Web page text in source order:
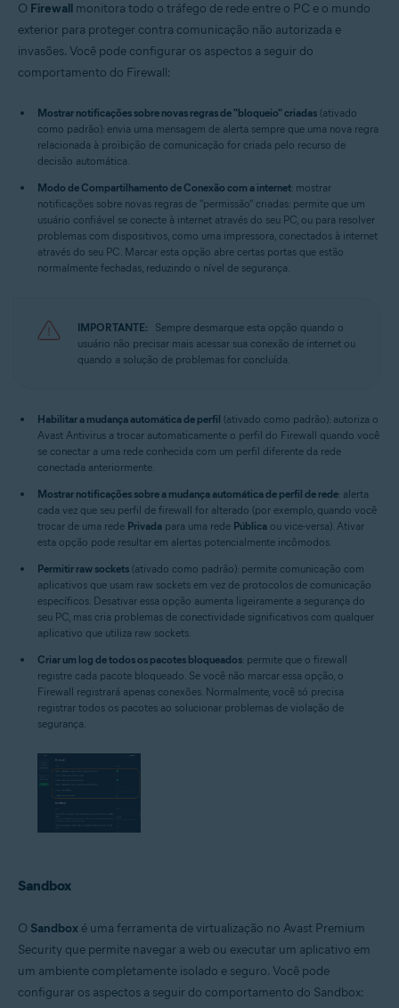
O Firewall monitora todo o tráfego de rede entre o PC e o mundo
exterior para proteger contra comunicação não autorizada e
invasões. Você pode configurar os aspectos a seguir do
comportamento do Firewall:
Mostrar notificações sobre novas regras de "bloqueio" criadas (ativado
como padrão): envia uma mensagem de alerta sempre que uma nova regra
relacionada à proibição de comunicação for criada pelo recurso de
decisão automática.
Modo de Compartilhamento de Conexão com a internet: mostrar
notificações sobre novas regras de "permissão" criadas: permite que um
usuário confiável se conecte à internet através do seu PC, ou para resolver
problemas com dispositivos, como uma impressora, conectados à internet
através do seu PC. Marcar esta opção abre certas portas que estão
normalmente fechadas, reduzindo o nível de segurança.
IMPORTANTE:
Sempre desmarque esta opção quando o
usuário não precisar mais acessar sua conexão de internet ou
quando a solução de problemas for concluída.
Habilitar a mudança automática de perfil (ativado como padrão): autoriza o
Avast Antivirus a trocar automaticamente o perfil do Firewall quando você
se conectar a uma rede conhecida com um perfil diferente da rede
conectada anteriormente.
Mostrar notificações sobre a mudança automática de perfil de rede: alerta
cada vez que seu perfil de firewall for alterado (por exemplo, quando você
trocar de uma rede Privada para uma rede Pública ou vice-versa). Ativar
esta opção pode resultar em alertas potencialmente incômodos.
Permitir raw sockets (ativado como padrão): permite comunicação com
aplicativos que usam raw sockets em vez de protocolos de comunicação
específicos. Desativar essa opção aumenta ligeiramente a segurança do
seu PC, mas cria problemas de conectividade significativos com qualquer
aplicativo que utiliza raw sockets.
Criar um log de todos os pacotes bloqueados: permite que o firewall
registre cada pacote bloqueado. Se você não marcar essa opção, o
Firewall registrará apenas conexões. Normalmente, você só precisa
registrar todos os pacotes ao solucionar problemas de violação de
segurança.
Sandbox
O Sandbox é uma ferramenta de virtualização no Avast Premium
Security que permite navegar a web ou executar um aplicativo em
um ambiente completamente isolado e seguro. Você pode
configurar os aspectos a seguir do comportamento do Sandbox: